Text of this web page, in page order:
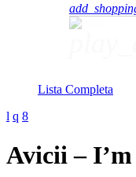
Lista Completa
Avicii –